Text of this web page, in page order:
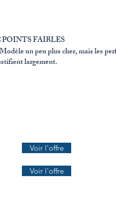
POINTS FAIBLES
un peu plus cher, mais les
largement.
Voir l'offre
Voir l'offre